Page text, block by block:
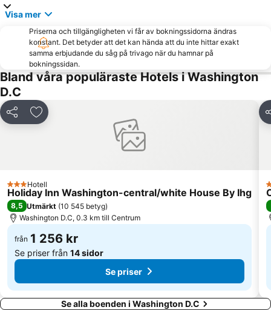
Visa mer
Priserna och tillgängligheten vi får av bokningssidorna ändras
konstant. Det betyder att det kan hända att du inte hittar exakt
samma erbjudande du såg på trivago när du hamnar på
bokningssidan.
Bland våra populäraste Hotels i Washington
D.C
Dela Lägg till i Mina Favoriter
3 Stjärnor
Hotell
Holiday Inn Washington-central/white House By Ihg
8,5 Utmärkt (10 545 betyg)
Washington D.C, 0.3 km till Centrum
från 1 256 kr
Se priser från 14 sidor
Se priser
Se alla boenden i Washington D.C